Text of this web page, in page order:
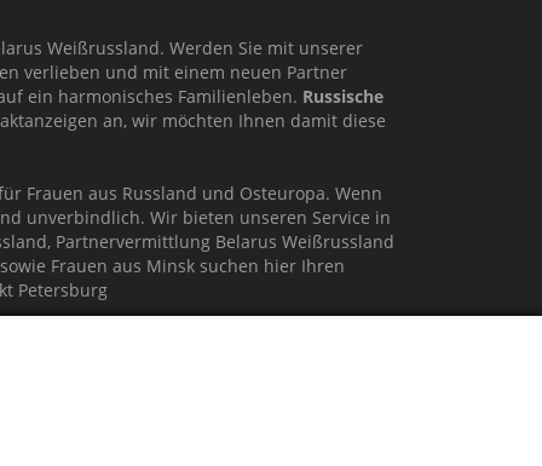
Weißrussland. Werden Sie mit unserer
verlieben und mit einem neuen Partner
ein harmonisches Familienleben. Russische
an, wir möchten Ihnen damit diese
Frauen aus Russland und Osteuropa. Wenn
unverbindlich. Wir bieten unseren Service in
Partnervermittlung Belarus Weißrussland
Frauen aus Minsk suchen hier Ihren
Petersburg